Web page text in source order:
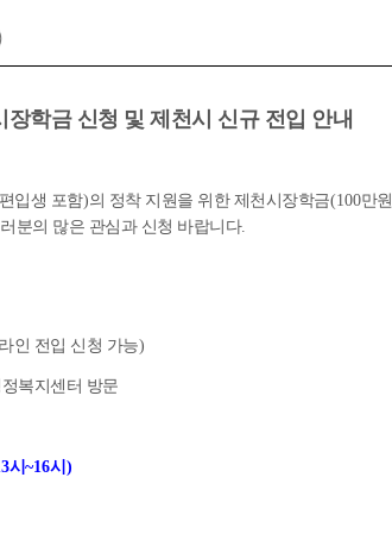
장학금 신청 및 제천시 신규 전입 안내
입생 포함)의 정착 지원을 위한 제천시장학금(100만원
분의 많은 관심과 신청 바랍니다.
인 전입 신청 가능)
복지센터 방문
시 ~16시 )